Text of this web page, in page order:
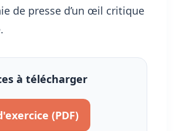
de presse d’un œil critique
à télécharger
(PDF)